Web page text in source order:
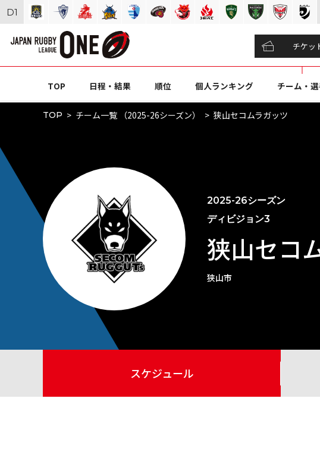
チケッ
TOP 日程・結果 順位 個人ランキング チーム・
TOP チーム一覧 （2025-26シーズン） 狭山セコムラガッツ
2025-26シーズン
ディビジョン3
狭山セコ
狭山市
スケジュール
D1